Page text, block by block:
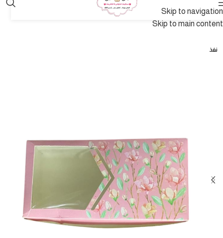
Skip to navigation
Skip to main content
نفذ